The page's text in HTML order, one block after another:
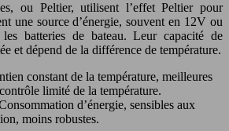
ou Peltier, utilisent l’effet Peltier pour
une source d’énergie, souvent en 12V ou
batteries de bateau. Leur capacité de
et dépend de la différence de température.
constant de la température, meilleures
limité de la température.
d’énergie, sensibles aux
moins robustes.